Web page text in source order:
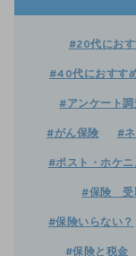
#20代にお
#40代におすす
#アンケート調
#がん保険 #
#ポスト・ホケ
#保険 受
#保険いらない？
#保険と税金